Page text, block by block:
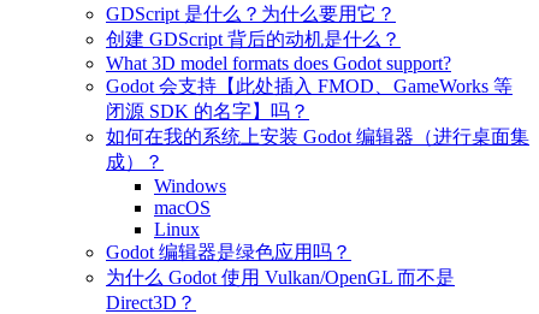
GDScript 是什么？为什么要用它？
创建 GDScript 背后的动机是什么？
What 3D model formats does Godot support?
Godot 会支持【此处插入 FMOD、GameWorks 等
闭源 SDK 的名字】吗？
如何在我的系统上安装 Godot 编辑器（进行桌面集
成）？
Windows
macOS
Linux
Godot 编辑器是绿色应用吗？
为什么 Godot 使用 Vulkan/OpenGL 而不是
Direct3D？